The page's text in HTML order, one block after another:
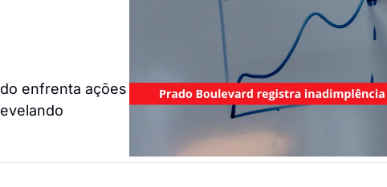
enfrenta ações